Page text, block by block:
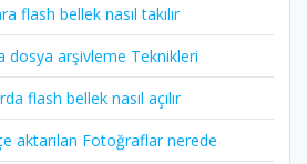
flash bellek nasıl takılır
dosya arşivleme Teknikleri
flash bellek nasıl açılır
aktarılan Fotoğraflar nerede